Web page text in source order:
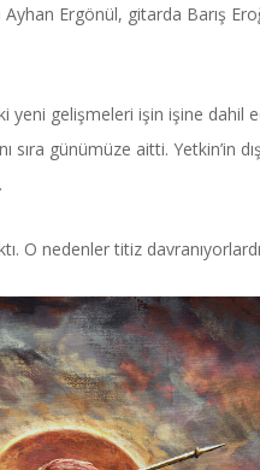
Ergönül, gitarda Barış
yeni gelişmeleri işin işine dahil
günümüze aitti. Yetkin’in
O nedenler titiz